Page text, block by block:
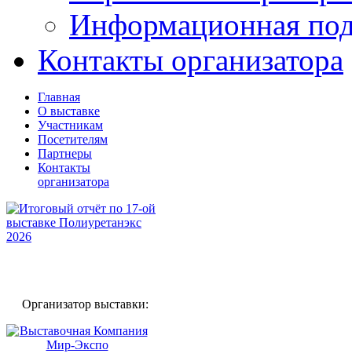
Информационная
Контакты организатора
Главная
О выставке
Участникам
Посетителям
Партнеры
Контакты
организатора
Организатор выставки: